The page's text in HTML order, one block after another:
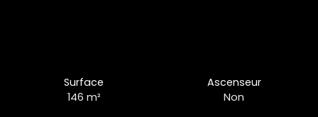
Surface
146 m²
Ascenseur
Non